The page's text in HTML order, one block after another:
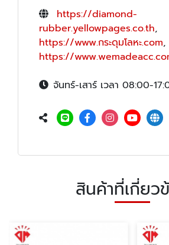
https://diamond-
rubber.yellowpages.co.th,
https://www.กระดุมโลหะ.com,
https://
จันทร์-เสาร์ เวลา 08:00-
สินค้าที่เกี่ยว